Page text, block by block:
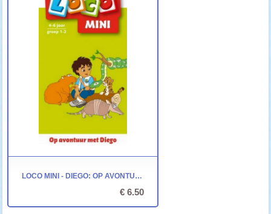
LOCO MINI - DIEGO: OP AVONTUUR MET DIEGO
€ 6.50